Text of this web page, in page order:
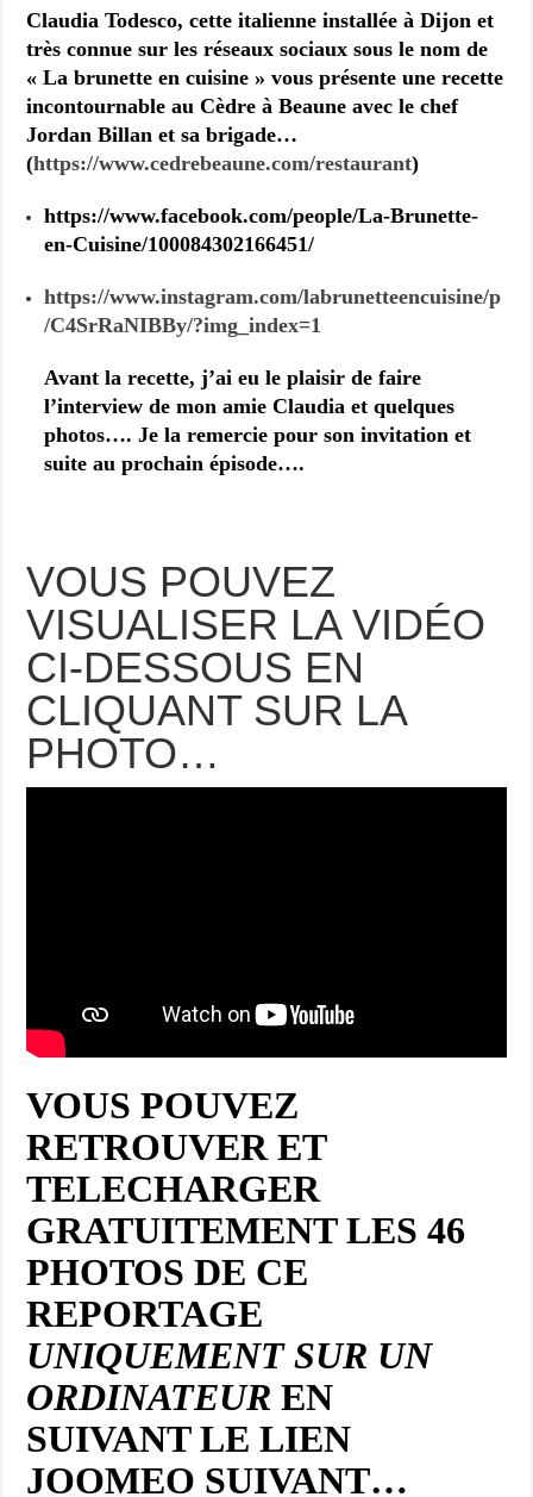
Claudia Todesco, cette italienne installée à Dijon et
très connue sur les réseaux sociaux sous le nom de
« La brunette en cuisine » vous présente une recette
incontournable au Cèdre à Beaune avec le chef
Jordan Billan et sa brigade…
(https://www.cedrebeaune.com/restaurant)
https://www.facebook.com/people/La-Brunette-
en-Cuisine/100084302166451/
https://www.instagram.com/labrunetteencuisine/p
/C4SrRaNIBBy/?img_index=1
Avant la recette, j’ai eu le plaisir de faire
l’interview de mon amie Claudia et quelques
photos…. Je la remercie pour son invitation et
suite au prochain épisode….
VOUS POUVEZ
VISUALISER LA VIDÉO
CI-DESSOUS EN
CLIQUANT SUR LA
PHOTO…
VOUS POUVEZ
RETROUVER ET
TELECHARGER
GRATUITEMENT LES 46
PHOTOS DE CE
REPORTAGE
UNIQUEMENT SUR UN
ORDINATEUR EN
SUIVANT LE LIEN
JOOMEO SUIVANT…